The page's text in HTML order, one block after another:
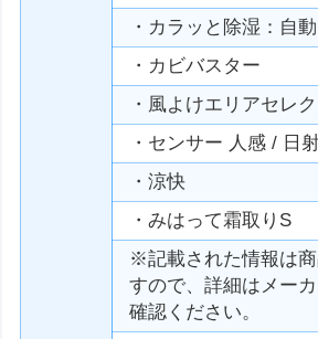
・カラッと除湿：自
・カビバスター
・風よけエリアセレク
・センサー 人感 / 日
・涼快
・みはって霜取りS
※記載された情報は
すので、詳細はメー
確認ください。